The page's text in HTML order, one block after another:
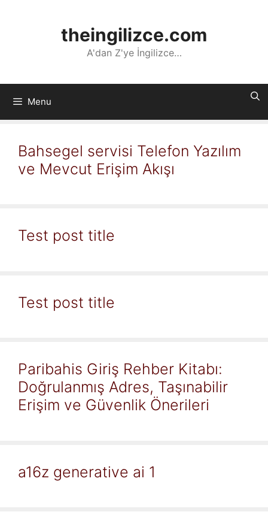
theingilizce.com
A'dan Z'ye İngilizce…
Menu
Bahsegel servisi Telefon Yazılım
ve Mevcut Erişim Akışı
Test post title
Test post title
Paribahis Giriş Rehber Kitabı:
Doğrulanmış Adres, Taşınabilir
Erişim ve Güvenlik Önerileri
a16z generative ai 1